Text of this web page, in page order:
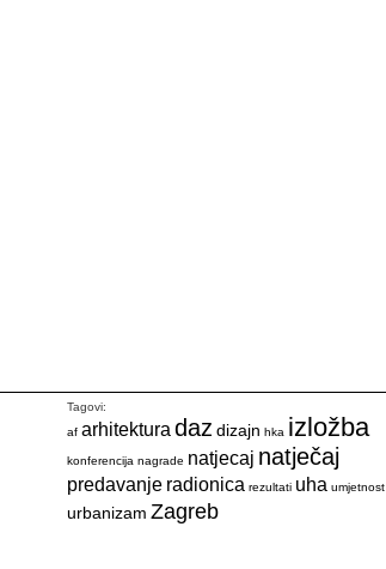
Tagovi:
af arhitektura daz dizajn hka izložba
konferencija nagrade natjecaj natječaj
predavanje radionica rezultati uha umjetnost
urbanizam Zagreb